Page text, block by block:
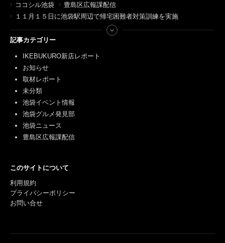
ココシル池袋
豊島区広報課配信
１１月１５日に池袋駅周辺で帰宅困難者対策訓練を実施
記事カテゴリー
IKEBUKURO新店レポート
お知らせ
取材レポート
未分類
池袋イベント情報
池袋グルメ発見部
池袋ニュース
豊島区広報課配信
このサイトについて
利用規約
プライバシーポリシー
お問い合せ